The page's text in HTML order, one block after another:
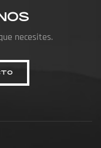
necesites.